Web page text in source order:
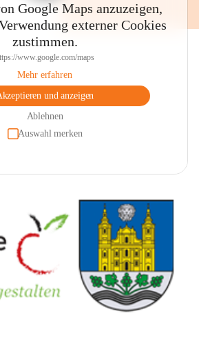
Google Maps anzuzeigen,
externer Cookies
zustimmen.
www.google.com/maps
Mehr erfahren
und anzeigen
Ablehnen
Auswahl merken